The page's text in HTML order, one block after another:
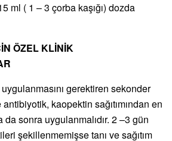
ml ( 1 – 3 çorba kaşığı) dozda
ÖZEL KLİNİK
gerektiren sekonder
kaopektin sağıtımından en
sonra uygulanmalıdır. 2 –3 gün
şekillenmemişse tanı ve sağıtım